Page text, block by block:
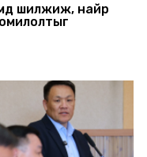
шилжиж, найр